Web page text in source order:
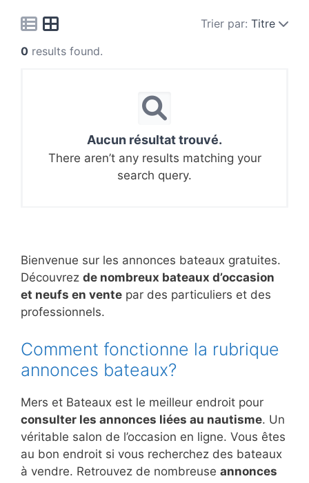
Trier par: Titre
0 results found.
Aucun résultat trouvé.
There aren’t any results matching your
search query.
Bienvenue sur les annonces bateaux gratuites.
Découvrez de nombreux bateaux d’occasion
et neufs en vente par des particuliers et des
professionnels.
Comment fonctionne la rubrique
annonces bateaux?
Mers et Bateaux est le meilleur endroit pour
consulter les annonces liées au nautisme. Un
véritable salon de l’occasion en ligne. Vous êtes
au bon endroit si vous recherchez des bateaux
à vendre. Retrouvez de nombreuse annonces